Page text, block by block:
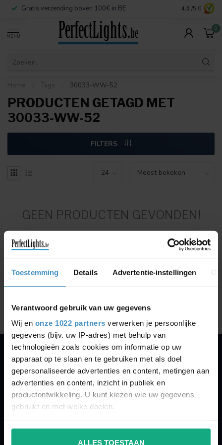
Toestemming Details Advertentie-instellingen
Verantwoord gebruik van uw gegevens
Wij en onze 1022 partners verwerken je persoonlijke
gegevens (bijv. uw IP-adres) met behulp van
technologieën zoals cookies om informatie op uw
apparaat op te slaan en te gebruiken met als doel
gepersonaliseerde advertenties en content, metingen aan
advertenties en content, inzicht in publiek en
productontwikkeling. U kunt kiezen wie uw gegevens
gebruikt en met welke doelen.
Als u het toestaat, willen we ook graag:
ALLES TOESTAAN
Gratis verzending boven 100€ in BE Veilige
4.0 /5.0
MENU
0
Home Tags 30033-WW-52
PRODUCTEN GETAGD MET
30033-WW-52
FILTERS
GEEN PRODUCTEN GEVONDEN!
Toon1-0van 0
PERFECTLIGHTS
Gegevens:
Kruisbeeldsraat 72
9220 Hamme